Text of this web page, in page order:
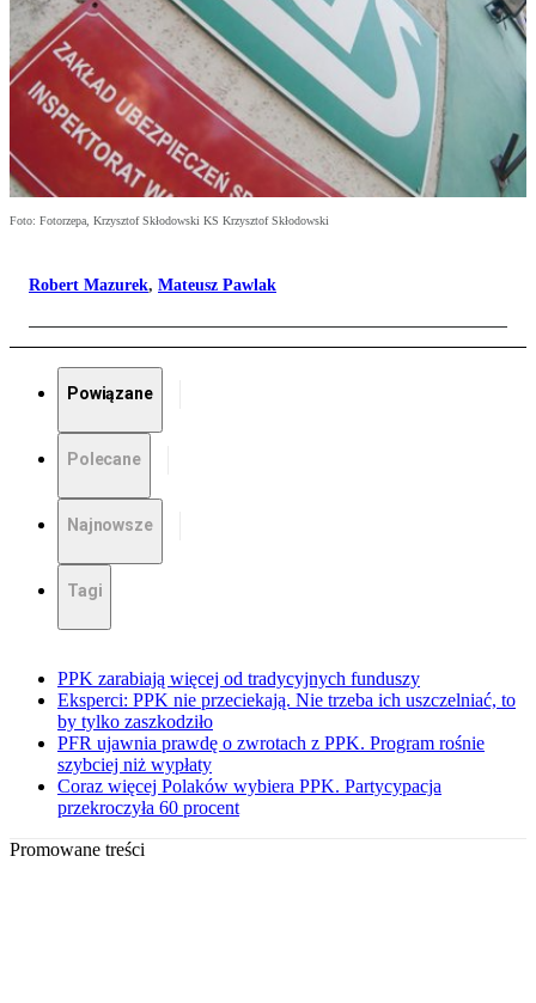
Foto: Fotorzepa, Krzysztof Skłodowski KS Krzysztof Skłodowski
Robert Mazurek, Mateusz Pawlak
Powiązane
Polecane
Najnowsze
Tagi
PPK zarabiają więcej od tradycyjnych funduszy
Eksperci: PPK nie przeciekają. Nie trzeba ich uszczelniać, to
by tylko zaszkodziło
PFR ujawnia prawdę o zwrotach z PPK. Program rośnie
szybciej niż wypłaty
Coraz więcej Polaków wybiera PPK. Partycypacja
przekroczyła 60 procent
Promowane treści